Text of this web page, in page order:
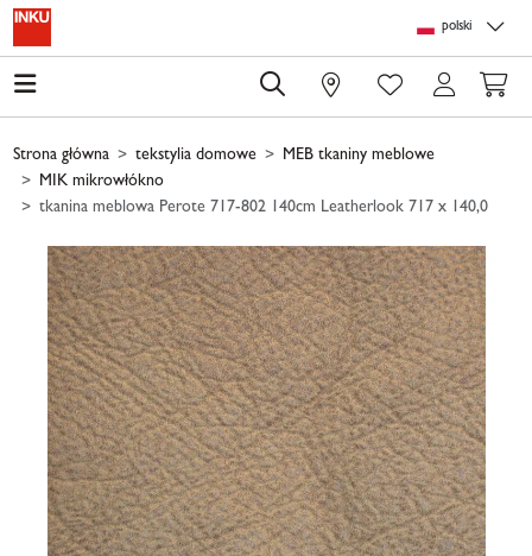
Skip to main content
polski
0
Strona główna tekstylia domowe
MEB tkaniny meblowe
MIK mikrowłókno
tkanina meblowa Perote 717-802 140cm Leatherlook 717 x 140,0